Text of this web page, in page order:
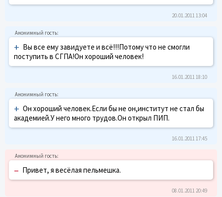
20.01.2011 13:04
+ Вы все ему завидуете и всё!!!Потому что не смогли
поступить в СГПА!Он хороший человек!
16.01.2011 18:10
+ Он хороший человек.Если бы не он,институт не стал бы
академией.У него много трудов.Он открыл ПИП.
16.01.2011 17:45
– Привет, я весёлая пельмешка.
08.01.2011 20:49